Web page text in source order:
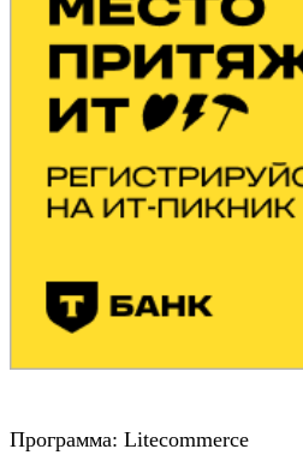
Программа: Litecommerce